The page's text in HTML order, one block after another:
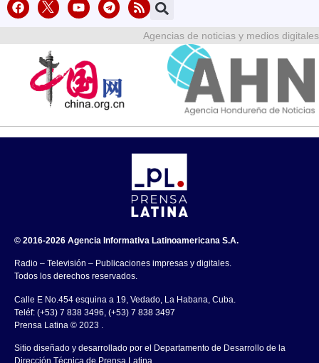
Agencias de noticias y medios digitales
© 2016-2026 Agencia Informativa Latinoamericana S.A.
Radio – Televisión – Publicaciones impresas y digitales.
Todos los derechos reservados.
Calle E No.454 esquina a 19, Vedado, La Habana, Cuba.
Teléf: (+53) 7 838 3496, (+53) 7 838 3497
Prensa Latina © 2023 .
Sitio diseñado y desarrollado por el Departamento de Desarrollo de la
Dirección Técnica de Prensa Latina.